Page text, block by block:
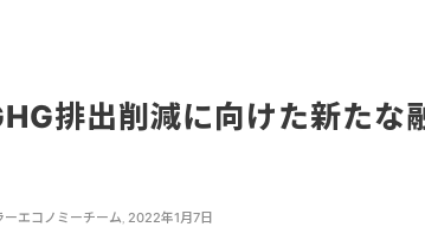
排出削減に向けた新たな
ーエコノミーチーム, 2022年1月7日